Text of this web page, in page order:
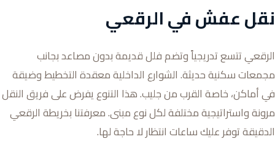
نقل عفش في الرقعي
الرقعي تتسع تدريجياً وتضم فلل قديمة بدون مصاعد بجانب
مجمعات سكنية حديثة. الشوارع الداخلية معقدة التخطيط وضيقة
في أماكن، خاصة القرب من جليب. هذا التنوع يفرض على فريق النقل
مرونة واستراتيجية مختلفة لكل نوع مبنى. معرفتنا بخريطة الرقعي
الدقيقة توفر عليك ساعات انتظار لا حاجة لها.